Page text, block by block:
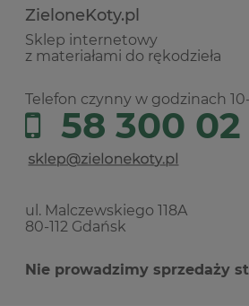
ZieloneKoty.pl
Sklep internetowy
z materiałami do rękodzieła
Telefon czynny w godzinach
58 300
ul. Malczewskiego 118A
80-112 Gdańsk
Nie prowadzimy sprzedaży